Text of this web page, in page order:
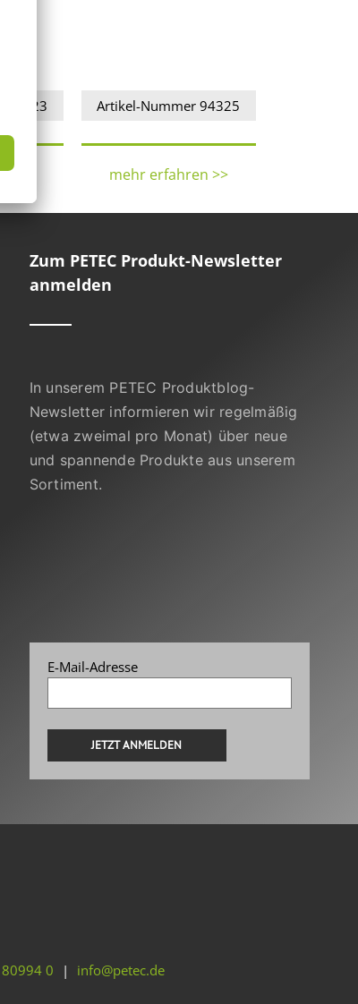
94323
>>
Artikel-Nummer 94325
mehr erfahren >>
Zum PETEC Produkt-Newsletter
anmelden
In unserem PETEC Produktblog-
Newsletter informieren wir regelmäßig
(etwa zweimal pro Monat) über neue
und spannende Produkte aus unserem
Sortiment.
E-Mail-Adresse
0 |
info@petec.de